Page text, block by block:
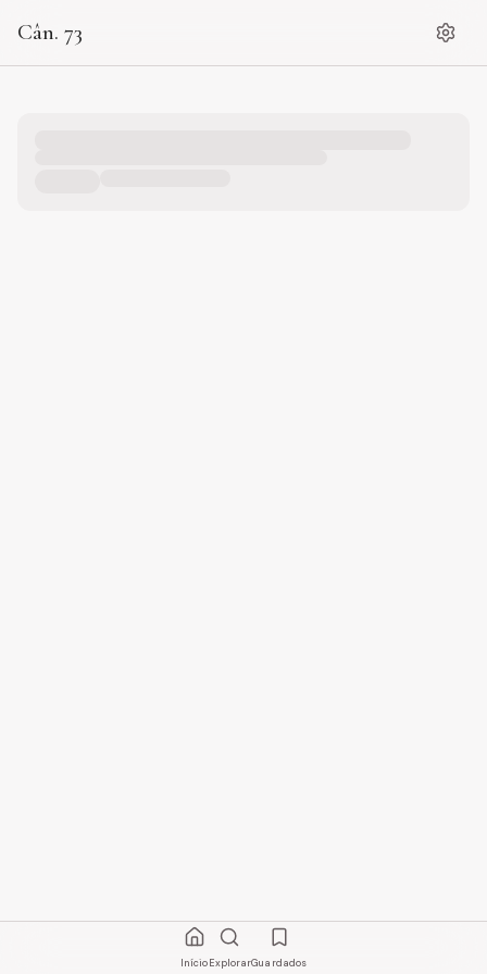
Cân. 73
InícioExplorarGuardados